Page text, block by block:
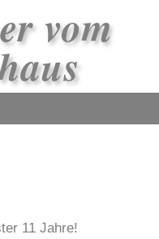
vom
11 Jahre!